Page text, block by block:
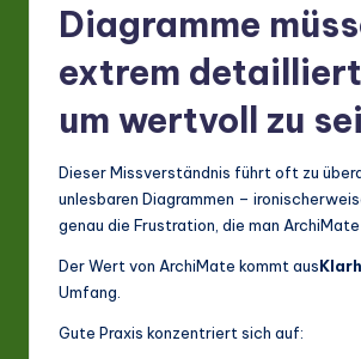
Diagramme
extrem
um wertvoll zu
Dieser Missverständnis führt oft zu
unlesbaren Diagrammen –
genau die Frustration, die man
Der Wert von ArchiMate kommt aus
Umfang.
Gute Praxis konzentriert sich auf: